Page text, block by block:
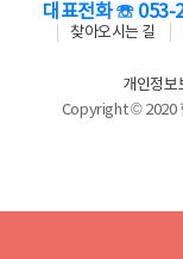
대표전화 ☏ 053-
찾아오시는 길
개인정보
Copyright © 2020